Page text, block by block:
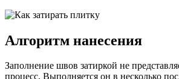
Алгоритм нанесения
Заполнение швов затиркой не
процесс. Выполняется он в несколько